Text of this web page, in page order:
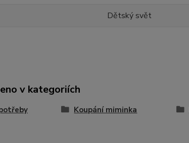
Dětský svět
v kategoriích
Koupání miminka